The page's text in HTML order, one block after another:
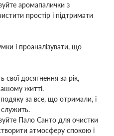
аромапалички з
простір і підтримати
і проаналізувати, що
досягнення за рік,
житті.
за все, що отримали, і
служить.
Пало Санто для очистки
атмосферу спокою і